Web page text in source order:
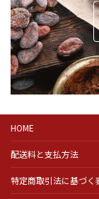
HOME
配送料と支払方法
特定商取引法に基づく